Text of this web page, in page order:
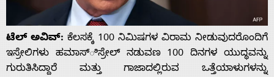
ಟೆಲ್‌ ಅವಿವ್:‌ ಕೆಲಸಕ್ಕೆ 100 ನಿಮಿಷಗಳ ವಿರಾಮ ನೀಡುವುದರೊಂದಿಗೆ
ಇಸ್ರೇಲಿಗಳು ಹಮಾಸ್ಿಸ್ರೇಲ್‌ ನಡುವಣ 100 ದಿನಗಳ ಯುದ್ಧವನ್ನು
ಗುರುತಿಸಿದ್ದಾರೆ ಮತ್ತು ಗಾಜಾದಲ್ಲಿರುವ ಒತ್ತೆಯಾಳುಗಳನ್ನು